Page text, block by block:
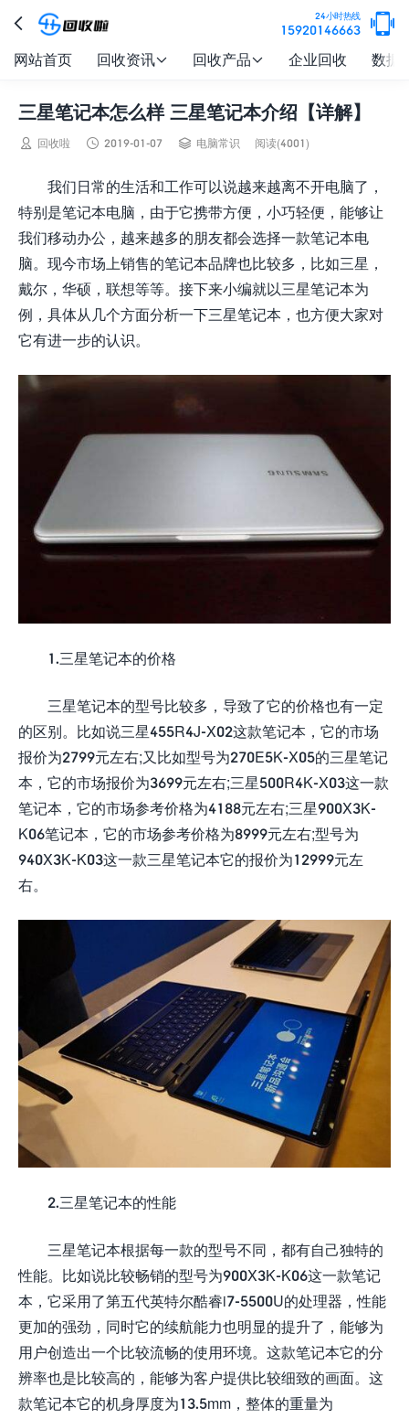
 24小时热线
15920146663 
网站首页 回收资讯 回收产品 企业回收 数据
三星笔记本怎么样 三星笔记本介绍【详解】
 回收啦  2019-01-07  电脑常识 阅读(4001)
我们日常的生活和工作可以说越来越离不开电脑了，
特别是笔记本电脑，由于它携带方便，小巧轻便，能够让
我们移动办公，越来越多的朋友都会选择一款笔记本电
脑。现今市场上销售的笔记本品牌也比较多，比如三星，
戴尔，华硕，联想等等。接下来小编就以三星笔记本为
例，具体从几个方面分析一下三星笔记本，也方便大家对
它有进一步的认识。
1.三星笔记本的价格
三星笔记本的型号比较多，导致了它的价格也有一定
的区别。比如说三星455R4J-X02这款笔记本，它的市场
报价为2799元左右;又比如型号为270E5K-X05的三星笔记
本，它的市场报价为3699元左右;三星500R4K-X03这一款
笔记本，它的市场参考价格为4188元左右;三星900X3K-
K06笔记本，它的市场参考价格为8999元左右;型号为
940X3K-K03这一款三星笔记本它的报价为12999元左
右。
2.三星笔记本的性能
三星笔记本根据每一款的型号不同，都有自己独特的
性能。比如说比较畅销的型号为900X3K-K06这一款笔记
本，它采用了第五代英特尔酷睿i7-5500U的处理器，性能
更加的强劲，同时它的续航能力也明显的提升了，能够为
用户创造出一个比较流畅的使用环境。这款笔记本它的分
辨率也是比较高的，能够为客户提供比较细致的画面。这
款笔记本它的机身厚度为13.5mm，整体的重量为